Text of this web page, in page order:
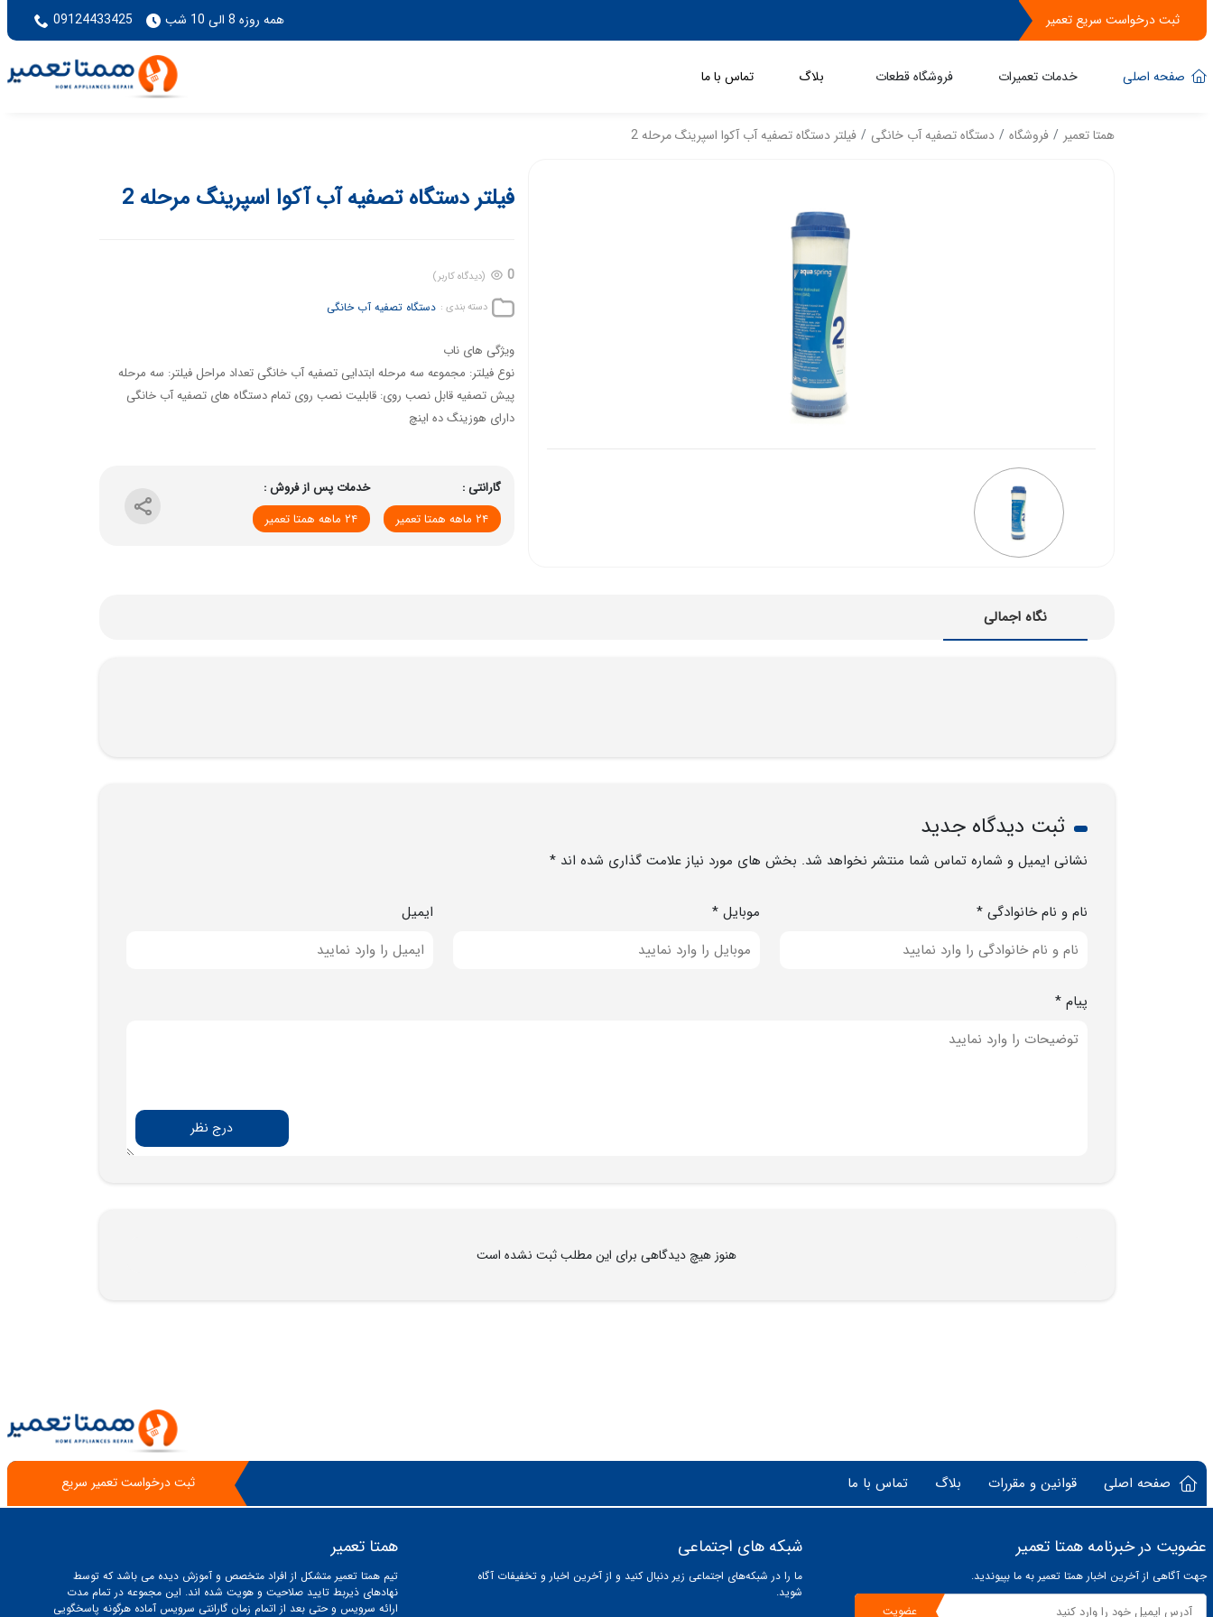
ثبت درخواست سریع تعمیر همه روزه 8 الی 10 شب 09124433425
صفحه اصلی خدمات تعمیرات فروشگاه قطعات بلاگ تماس با ما
همتا تعمیر فروشگاه دستگاه تصفیه آب خانگی فیلتر دستگاه تصفیه آب آکوا اسپرینگ مرحله 2
فیلتر دستگاه تصفیه آب آکوا اسپرینگ مرحله 2
0 (دیدگاه کاربر)
دسته بندی : دستگاه تصفیه آب خانگی
ویژگی های ناب
نوع فیلتر: مجموعه سه مرحله ابتدایی تصفیه آب خانگی تعداد مراحل فیلتر: سه مرحله
پیش تصفیه قابل نصب روی: قابلیت نصب روی تمام دستگاه های تصفیه آب خانگی
دارای هوزینگ ده اینچ
گارانتی :
۲۴ ماهه همتا تعمیر
خدمات پس از فروش :
۲۴ ماهه همتا تعمیر
نگاه اجمالی
ثبت دیدگاه جدید
نشانی ایمیل و شماره تماس شما منتشر نخواهد شد. بخش های مورد نیاز علامت گذاری شده اند *
نام و نام خانوادگی * موبایل * ایمیل
پیام *
درج نظر
هنوز هیچ دیدگاهی برای این مطلب ثبت نشده است
صفحه اصلی قوانین و مقررات بلاگ تماس با ما ثبت درخواست تعمیر سریع
عضویت در خبرنامه همتا تعمیر
جهت آگاهی از آخرین اخبار همتا تعمیر به ما بپیوندید.
عضویت
شبکه های اجتماعی
ما را در شبکه‌های اجتماعی زیر دنبال کنید و از آخرین اخبار و تخفیفات آگاه
شوید.
همتا تعمیر
تیم همتا تعمیر متشکل از افراد متخصص و آموزش دیده می باشد که توسط
نهادهای ذیربط تایید صلاحیت و هویت شده اند. این مجموعه در تمام مدت
ارائه سرویس و حتی بعد از اتمام زمان گارانتی سرویس آماده هرگونه پاسخگویی